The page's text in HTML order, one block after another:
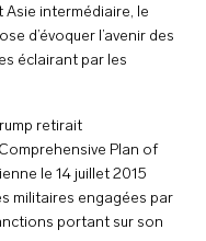
Asie intermédiaire, le
d’évoquer l’avenir des
éclairant par les
retirait
Plan of
le 14 juillet 2015
militaires engagées par
portant sur son